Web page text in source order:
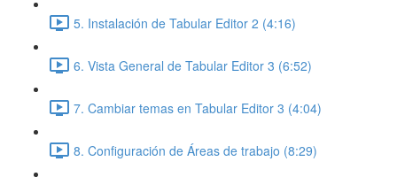
5. Instalación de Tabular Editor 2 (4:16)
6. Vista General de Tabular Editor 3 (6:52)
7. Cambiar temas en Tabular Editor 3 (4:04)
8. Configuración de Áreas de trabajo (8:29)